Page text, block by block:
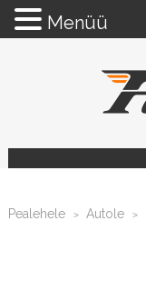
Pealehele > Autole >
Menüü